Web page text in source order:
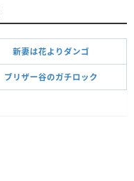
新妻は花よりダンゴ
ブリザー谷のガチロック